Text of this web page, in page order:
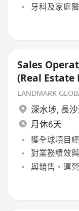
牙科及家庭
Sales
(Real
Executive
LANDMARK
深水埗, 長
月休6天
獲全球項目
對業務績效
與銷售、運